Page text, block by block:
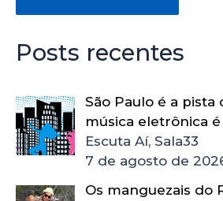
Posts recentes
São Paulo é a pista
música eletrônica
Escuta Aí, Sala33
7 de agosto de
Os manguezais do